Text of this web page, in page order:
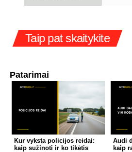
Taip pat skaitykite
Patarimai
Kur vyksta policijos reidai:
kaip sužinoti ir ko tikėtis
Audi
kaip